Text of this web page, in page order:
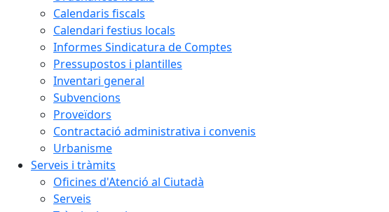
Calendaris fiscals
Calendari festius locals
Informes Sindicatura de Comptes
Pressupostos i plantilles
Inventari general
Subvencions
Proveïdors
Contractació administrativa i convenis
Urbanisme
Serveis i tràmits
Oficines d'Atenció al Ciutadà
Serveis